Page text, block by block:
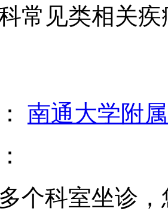
常见类相关疾
南通大学附
个科室坐诊